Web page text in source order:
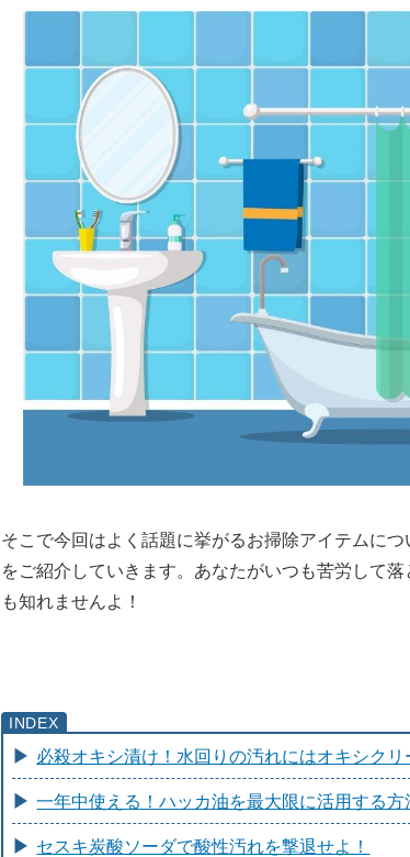
そこで今回はよく話題に挙がるお掃除アイテムに
をご紹介していきます。あなたがいつも苦労して
も知れませんよ！
必殺オキシ漬け！水回りの汚れにはオキシクリ
一年中使える！ハッカ油を最大限に活用する方
セスキ炭酸ソーダで酸性汚れを撃退せよ！